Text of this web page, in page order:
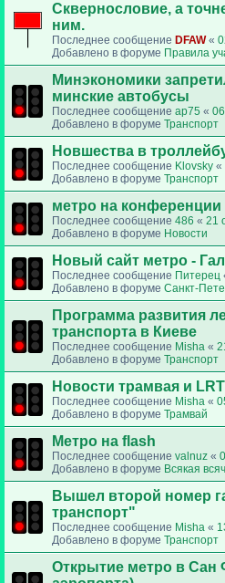
Сквернословие, а
ним.
Последнее сообщение DFAW«
Добавлено в форуме Правила
Минэкономики
минские автобусы
Последнее сообщение ap75 «
Добавлено в форуме Транспорт
Новшества в
Последнее сообщение Klovsky «
Добавлено в форуме Транспорт
метро на конференции
Последнее сообщение 486 « 21
Добавлено в форуме Новости
Новый сайт метро -
Последнее сообщение Питерец
Добавлено в форуме Санкт-
Программа развития
транспорта в Киеве
Последнее сообщение Misha «
Добавлено в форуме Транспорт
Новости трамвая и
Последнее сообщение Misha «
Добавлено в форуме Трамвай
Метро на flash
Последнее сообщение valnuz «
Добавлено в форуме Всякая
Вышел второй номер
транспорт"
Последнее сообщение Misha «
Добавлено в форуме Транспорт
Открытие метро в Сан